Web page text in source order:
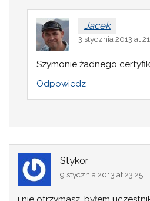
Jacek
3 stycznia 2013 at
Szymonie żadnego
Odpowiedz
Stykor
9 stycznia 2013 at 23:25